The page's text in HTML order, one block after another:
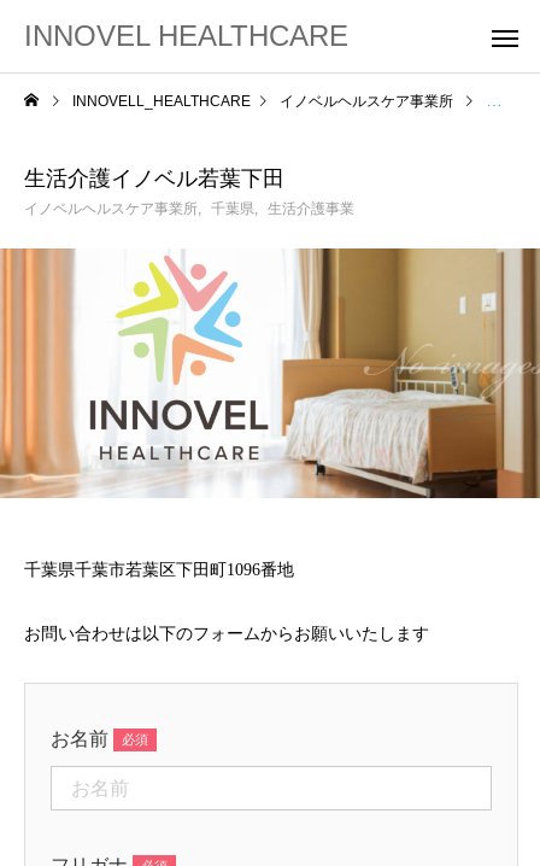
INNOVEL HEALTHCARE
INNOVELL_HEALTHCARE イノベルヘルスケア事業所 生活介
生活介護イノベル若葉下田
イノベルヘルスケア事業所 千葉県 生活介護事業
千葉県千葉市若葉区下田町1096番地
お問い合わせは以下のフォームからお願いいたします
お名前